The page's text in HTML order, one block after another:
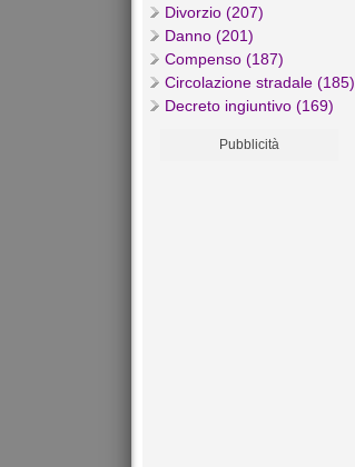
Divorzio (207)
Danno (201)
Compenso (187)
Circolazione stradale (185)
Decreto ingiuntivo (169)
Pubblicità